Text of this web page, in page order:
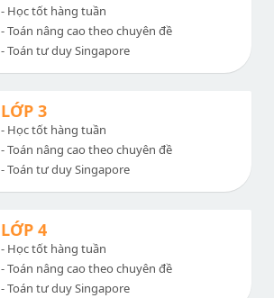
- Học tốt hàng tuần
- Toán nâng cao theo chuyên đề
- Toán tư duy Singapore
LỚP 3
- Học tốt hàng tuần
- Toán nâng cao theo chuyên đề
- Toán tư duy Singapore
LỚP 4
- Học tốt hàng tuần
- Toán nâng cao theo chuyên đề
- Toán tư duy Singapore